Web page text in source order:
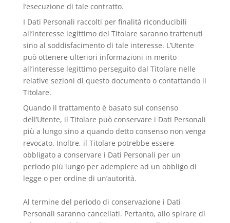
l’esecuzione di tale contratto.
I Dati Personali raccolti per finalità riconducibili
all’interesse legittimo del Titolare saranno trattenuti
sino al soddisfacimento di tale interesse. L’Utente
può ottenere ulteriori informazioni in merito
all’interesse legittimo perseguito dal Titolare nelle
relative sezioni di questo documento o contattando il
Titolare.
Quando il trattamento è basato sul consenso
dell’Utente, il Titolare può conservare i Dati Personali
più a lungo sino a quando detto consenso non venga
revocato. Inoltre, il Titolare potrebbe essere
obbligato a conservare i Dati Personali per un
periodo più lungo per adempiere ad un obbligo di
legge o per ordine di un’autorità.
Al termine del periodo di conservazione i Dati
Personali saranno cancellati. Pertanto, allo spirare di